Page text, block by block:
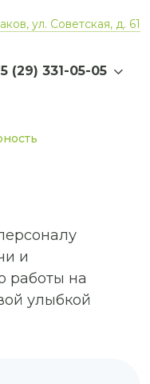
ул. Советская, д. 61
(29) 331-05-05
и
работы на
улыбкой